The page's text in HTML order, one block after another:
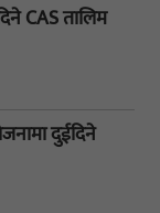
CAS तालिम
दुईदिने